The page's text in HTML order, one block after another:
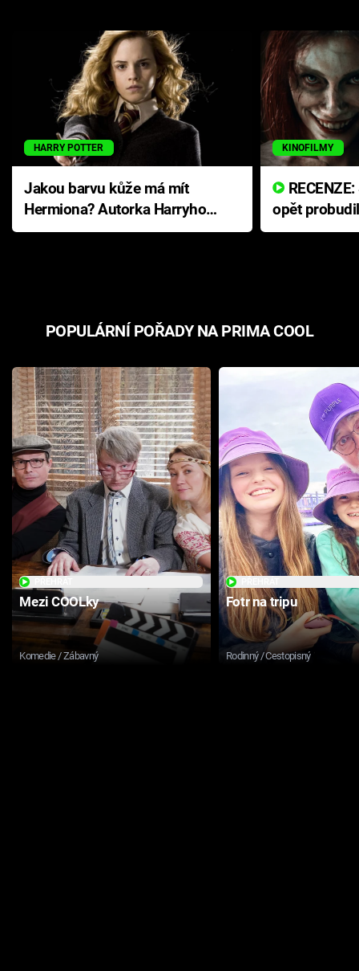
HARRY POTTER
Jakou barvu kůže má mít
Hermiona? Autorka Harryho
Pottera přišla s ráznou
KINOFILMY
opět
přichází s
POPULÁRNÍ POŘADY NA PRIMA COOL
Mezi COOLky
Komedie / Zábavný
Fotr na tripu
Rodinný / Cestopisný